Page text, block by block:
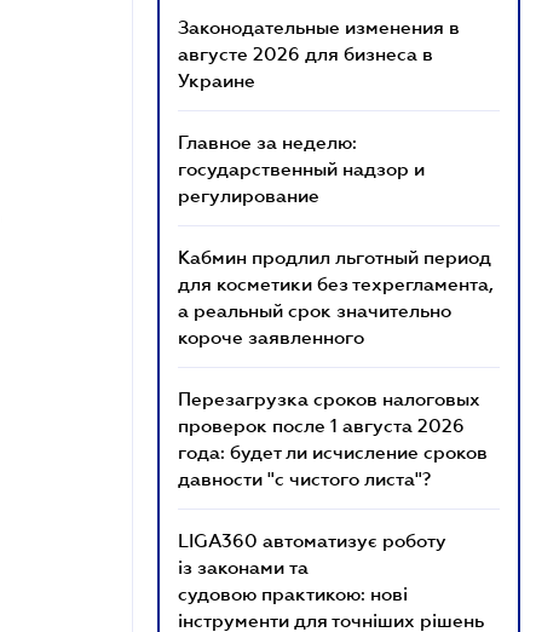
Законодательные изменения в
августе 2026 для бизнеса в
Украине
Главное за неделю:
государственный надзор и
регулирование
Кабмин продлил льготный период
для косметики без техрегламента,
а реальный срок значительно
короче заявленного
Перезагрузка сроков налоговых
проверок после 1 августа 2026
года: будет ли исчисление сроков
давности "с чистого листа"?
LIGA360 автоматизує роботу
із законами та
судовою практикою: нові
інструменти для точніших рішень